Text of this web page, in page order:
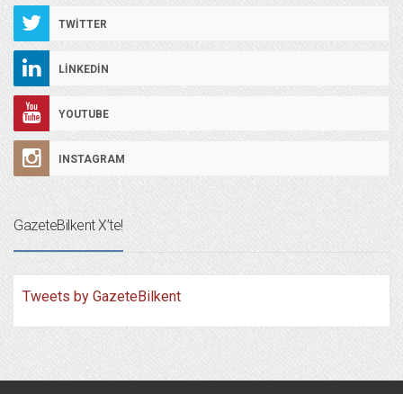
TWITTER
LINKEDIN
YOUTUBE
INSTAGRAM
GazeteBilkent X’te!
Tweets by GazeteBilkent